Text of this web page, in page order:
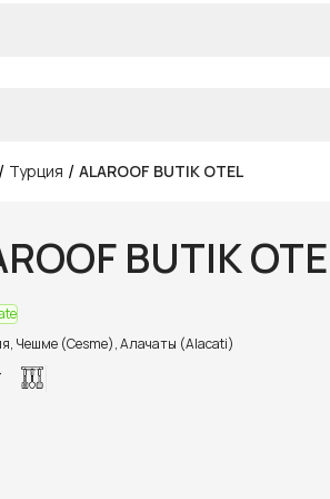
/ Турция / ALAROOF BUTIK OTEL
BUTIK
Чешме (Cesme), Алачаты (Alacati)